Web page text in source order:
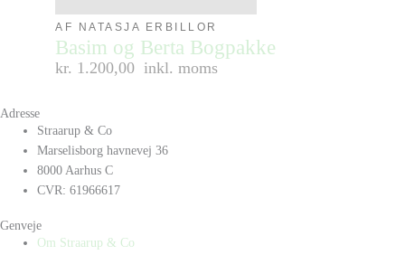
AF NATASJA ERBILLOR
Basim og Berta Bogpakke
kr. 1.200,00 inkl. moms
Adresse
Straarup & Co
Marselisborg havnevej 36
8000 Aarhus C
CVR: 61966617
Genveje
Om Straarup & Co